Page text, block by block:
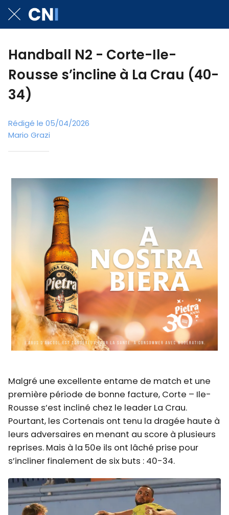
Handball N2 - Corte-Ile-
Rousse s’incline à La Crau (40-
34)
Rédigé le 05/04/2026
Mario Grazi
Malgré une excellente entame de match et une
première période de bonne facture, Corte – Ile-
Rousse s’est incliné chez le leader La Crau.
Pourtant, les Cortenais ont tenu la dragée haute à
leurs adversaires en menant au score à plusieurs
reprises. Mais à la 50e ils ont lâché prise pour
s’incliner finalement de six buts : 40-34.